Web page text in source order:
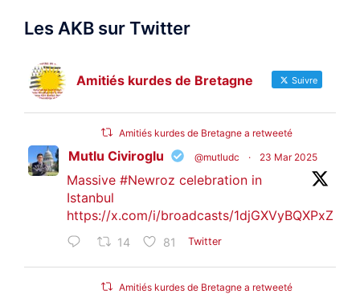
Les AKB sur Twitter
Amitiés kurdes de Bretagne Suivre
Amitiés kurdes de Bretagne a retweeté
Mutlu Civiroglu @mutludc · 23 Mar 2025
Massive #Newroz celebration in
Istanbul
https://x.com/i/broadcasts/1djGXVyBQXPxZ
14 81 Twitter
Amitiés kurdes de Bretagne a retweeté